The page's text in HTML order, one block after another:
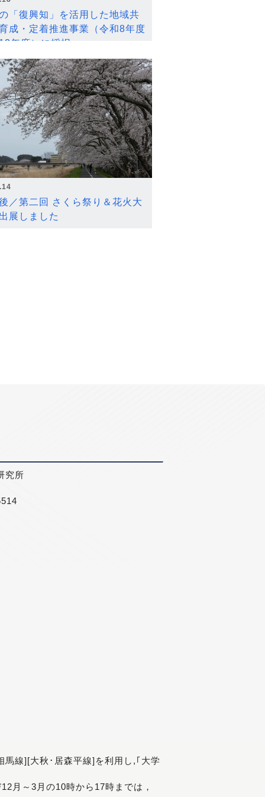
「復興知」を活用した地域共
成・定着推進事業（令和8年度
年度）に採択
／第二回 さくら祭り＆花火大
展しました
究所
線][大秋･居森平線]を利用し,｢大学
月～3月の10時から17時までは，